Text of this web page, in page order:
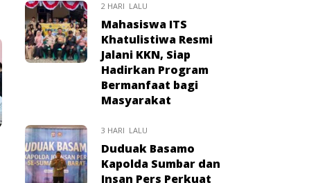
2 HARI LALU
Mahasiswa ITS
Khatulistiwa Resmi
Jalani KKN, Siap
Hadirkan Program
Bermanfaat bagi
Masyarakat
3 HARI LALU
Duduak Basamo
Kapolda Sumbar dan
Insan Pers Perkuat